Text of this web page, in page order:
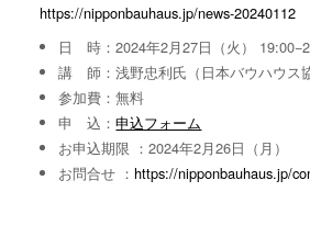
https://nipponbauhaus.jp/news-20240112
日 時：2024年2月27日（火）
講 師：浅野忠利氏（日本バウハウス
参加費：無料
申 込：申込フォーム
お申込期限 ：2024年2月26日（月）
お問合せ ：https://nipponbauhaus.jp/